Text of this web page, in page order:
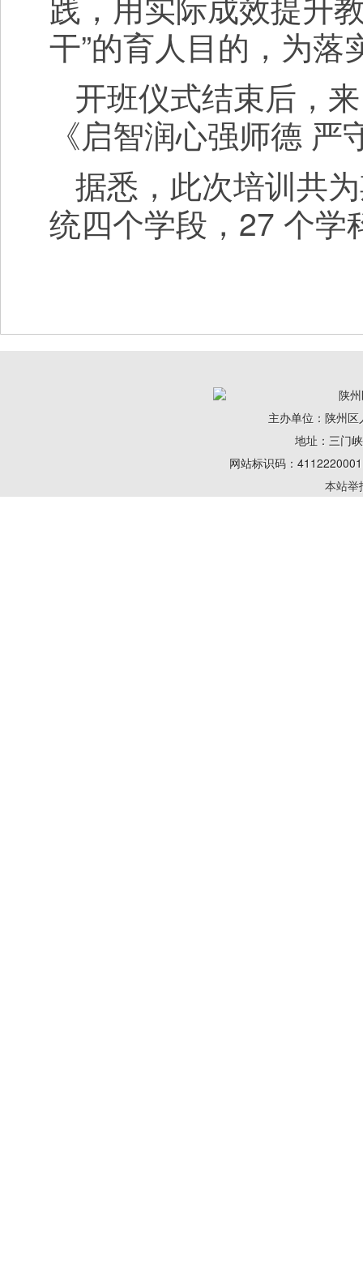
干”的育人目的，为
开班仪式结束后，
《启智润心强师德
据悉，此次培训共
统四个学段，27 个学
陕
主办单位：陕州
地址：三门
网站标识码：
本站举